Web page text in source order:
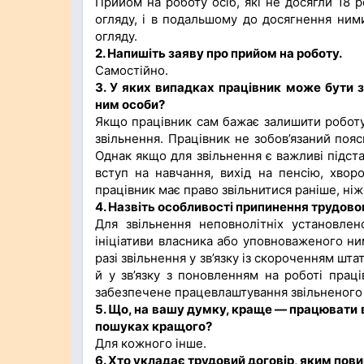
огляду, і в подальшому до досягнення
огляду.
2. Напишіть заяву про прийом на роботу.
Самостійно.
3. У яких випадках працівник може бути
ним особи?
Якщо працівник сам бажає залишити
звільнення. Працівник не зобов’язаний
Однак якщо для звільнення є важливі
вступ на навчання, вихід на пенсію,
працівник має право звільнитися раніше,
4. Назвіть особливості припинення
Для звільнення неповнолітніх
ініціативи власника або уповноваженого
разі звільнення у зв’язку із скороченням
й у зв’язку з поновленням на роботі
забезпечене працевлаштування
5. Що, на вашу думку, краще — працювати
пошуках кращого?
Для кожного інше.
6. Хто укладає трудовий договір, яким